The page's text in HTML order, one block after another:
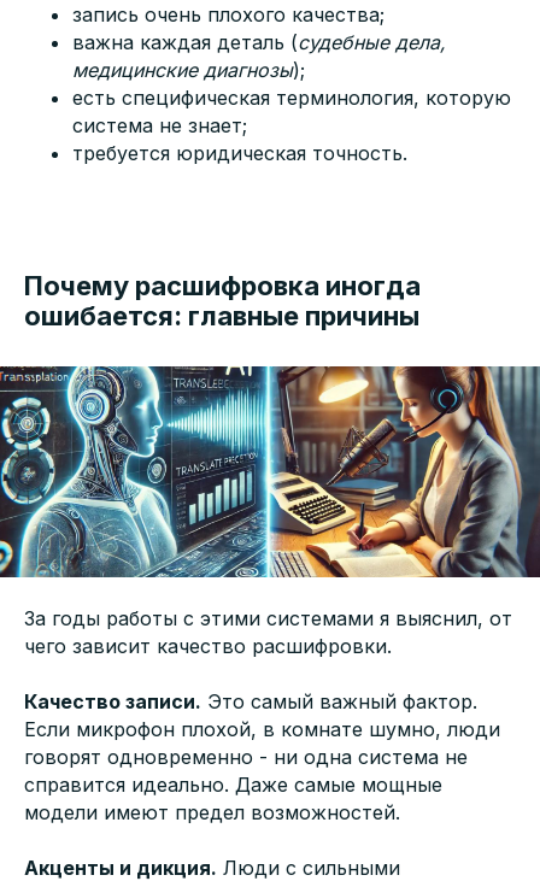
запись очень плохого качества;
важна каждая деталь (судебные дела,
медицинские диагнозы);
есть специфическая терминология, которую
система не знает;
требуется юридическая точность.
Почему расшифровка иногда
ошибается: главные причины
За годы работы с этими системами я выяснил, от
чего зависит качество расшифровки.
Качество записи. Это самый важный фактор.
Если микрофон плохой, в комнате шумно, люди
говорят одновременно - ни одна система не
справится идеально. Даже самые мощные
модели имеют предел возможностей.
Акценты и дикция. Люди с сильными